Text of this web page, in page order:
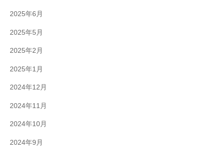
2025年6月
2025年5月
2025年2月
2025年1月
2024年12月
2024年11月
2024年10月
2024年9月